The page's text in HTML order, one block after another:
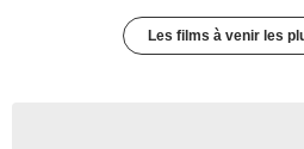
Les films à venir les